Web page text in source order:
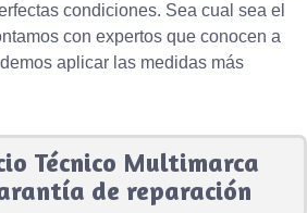
condiciones. Sea cual sea el
con expertos que conocen a
aplicar las medidas más
Técnico Multimarca
de reparación